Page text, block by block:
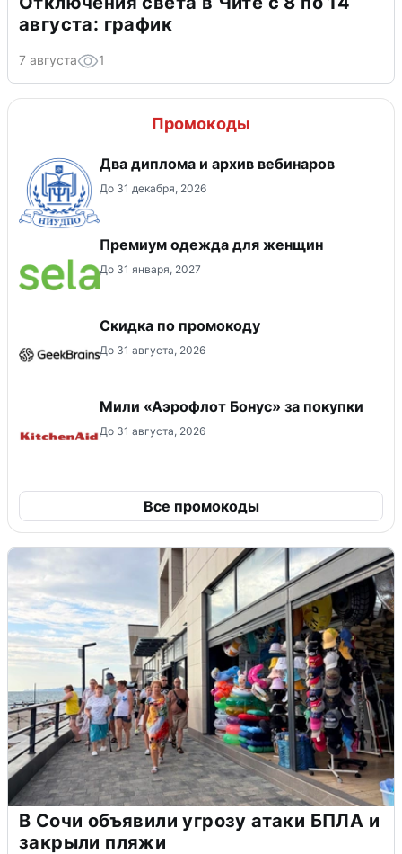
августа: график
7 августа 1
Промокоды
Два диплома и архив вебинаров
До 31 декабря, 2026
Премиум одежда для женщин
До 31 января, 2027
Скидка по промокоду
До 31 августа, 2026
Мили «Аэрофлот Бонус» за покупки
До 31 августа, 2026
Все промокоды
В Сочи объявили угрозу атаки БПЛА и
закрыли пляжи